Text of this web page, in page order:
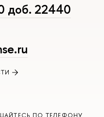
доб. 22440
ПО ТЕЛЕФОНУ